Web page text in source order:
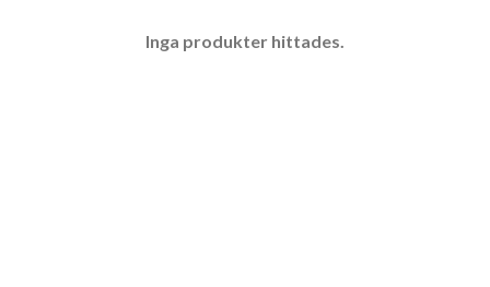
Inga produkter hittades.